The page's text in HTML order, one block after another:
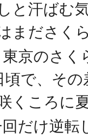
と汗ばむ
まださく
京のさく
頃で、そ
くころに
だけ逆